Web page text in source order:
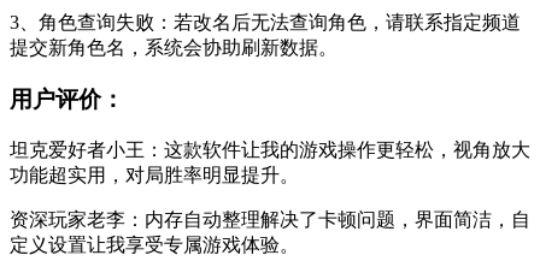
3、角色查询失败：若改名后无法查询角色，请联系指定频道
提交新角色名，系统会协助刷新数据。
用户评价：
坦克爱好者小王：这款软件让我的游戏操作更轻松，视角放大
功能超实用，对局胜率明显提升。
资深玩家老李：内存自动整理解决了卡顿问题，界面简洁，自
定义设置让我享受专属游戏体验。